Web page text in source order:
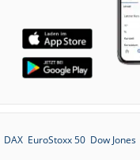
DAX EuroStoxx 50 Dow Jones